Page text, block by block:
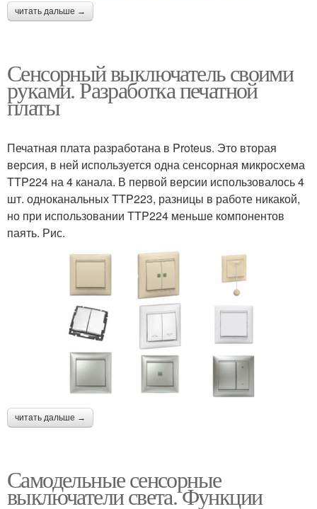
читать дальше →
Сенсорный выключатель своими
руками. Разработка печатной
платы
Печатная плата разработана в Proteus. Это вторая
версия, в ней используется одна сенсорная микросхема
TTP224 на 4 канала. В первой версии использовалось 4
шт. одноканальных TTP223, разницы в работе никакой,
но при использовании TTP224 меньше компонентов
паять. Рис.
читать дальше →
Самодельные сенсорные
выключатели света. Функции